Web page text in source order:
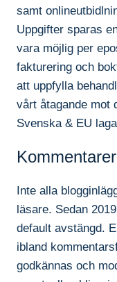
samt
Uppgifter sparas
vara möjlig per
fakturering och
att uppfylla
vårt åtagande mot
Svenska & EU
Kommentarer
Inte alla
läsare. Sedan
default avstängd.
ibland
godkännas och